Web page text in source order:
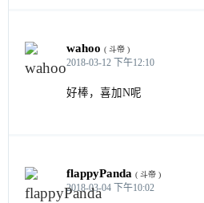
wahoo ( 斗帝 )
2018-03-12 下午12:10
好棒，喜加N呢
flappyPanda ( 斗帝 )
2018-03-04 下午10:02